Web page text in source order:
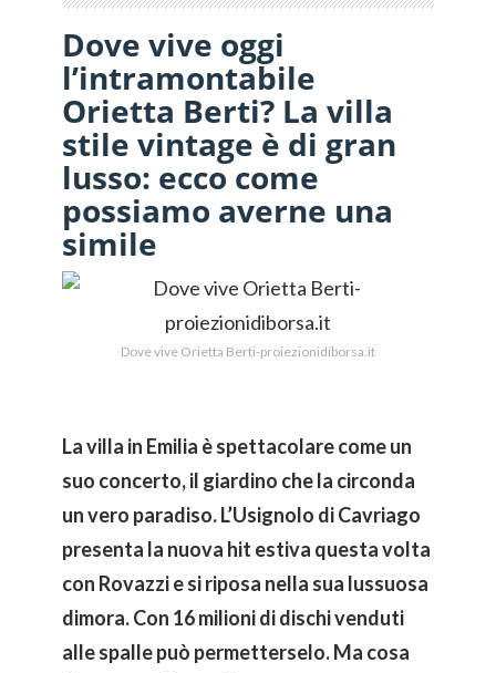
Dove vive oggi
l’intramontabile
Orietta Berti? La villa
stile vintage è di gran
lusso: ecco come
possiamo averne una
simile
Dove vive Orietta Berti-proiezionidiborsa.it
La villa in Emilia è spettacolare come un
suo concerto, il giardino che la circonda
un vero paradiso. L’Usignolo di Cavriago
presenta la nuova hit estiva questa volta
con Rovazzi e si riposa nella sua lussuosa
dimora. Con 16 milioni di dischi venduti
alle spalle può permetterselo. Ma cosa